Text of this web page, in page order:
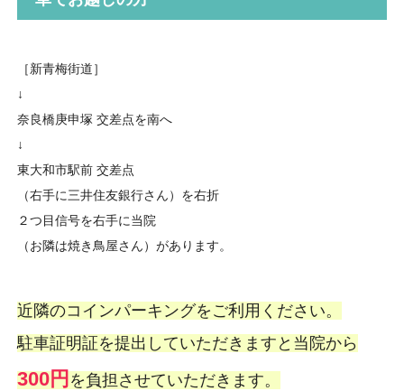
［新青梅街道］
↓
奈良橋庚申塚 交差点を南へ
↓
東大和市駅前 交差点
（右手に三井住友銀行さん）を右折
２つ目信号を右手に当院
（お隣は焼き鳥屋さん）があります。
近隣のコインパーキングをご利用ください。
駐車証明証を提出していただきますと当院から
300円を負担させていただきます。